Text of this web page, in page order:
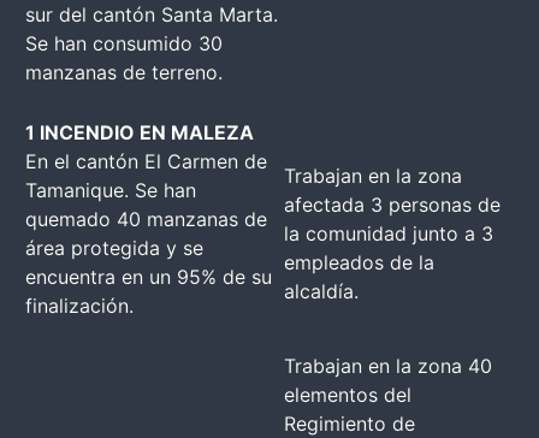
sur del cantón Santa Marta.
Se han consumido 30
manzanas de terreno.
1 INCENDIO EN MALEZA
En el cantón El Carmen de
Tamanique. Se han
quemado 40 manzanas de
área protegida y se
encuentra en un 95% de su
finalización.
Trabajan en la zona
afectada 3 personas de
la comunidad junto a 3
empleados de la
alcaldía.
Trabajan en la zona 40
elementos del
Regimiento de